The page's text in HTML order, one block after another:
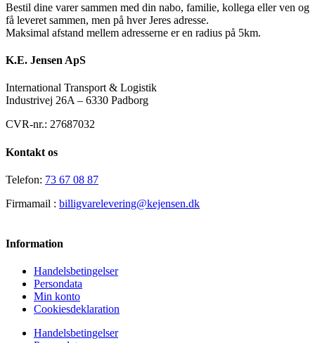
Bestil dine varer sammen med din nabo, familie, kollega eller ven og
få leveret sammen, men på hver Jeres adresse.
Maksimal afstand mellem adresserne er en radius på 5km.
K.E. Jensen ApS
International Transport & Logistik
Industrivej 26A – 6330 Padborg
CVR-nr.: 27687032
Kontakt os
Telefon: 73 67 08 87
Firmamail : billigvarelevering@kejensen.dk
Information
Handelsbetingelser
Persondata
Min konto
Cookiesdeklaration
Handelsbetingelser